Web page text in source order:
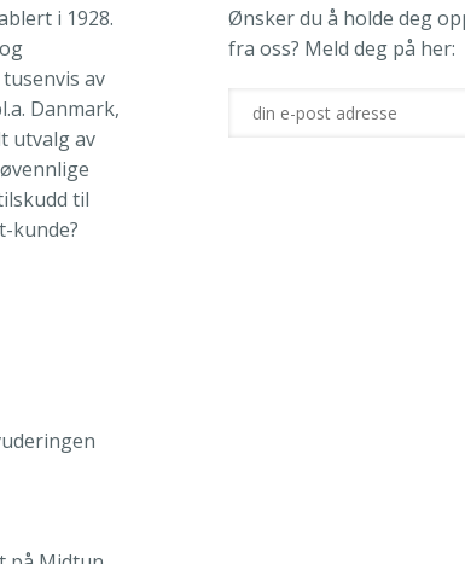
i 1928.
av
Danmark,
utvalg av
til
kunde?
Ønsker du å holde deg
fra oss? Meld deg på her: